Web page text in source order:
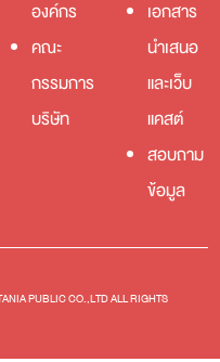
องค์กร
คณะ
กรรมการ
บริษัท
เอกสาร
นำเสนอ
และเว็บ
แคสต์
สอบถาม
ข้อมูล
PUBLIC CO.,LTD ALL RIGHTS